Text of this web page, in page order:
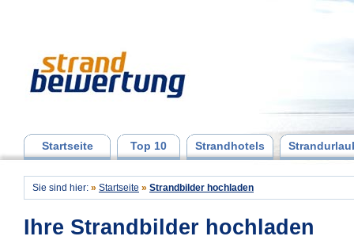
Startseite Top 10 Strandhotels
Sie sind hier: » Startseite » Strandbilder hochladen
Ihre Strandbilder hochladen